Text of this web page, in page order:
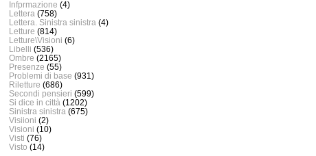
Infprmazione (4)
Lettera (758)
Lettera. Sinistra sinistra (4)
Letture (814)
Letture\Visioni (6)
Libelli (536)
Ombre (2165)
Presenze (55)
Problemi di base (931)
Riletture (686)
Secondi pensieri (599)
Si dice in città (1202)
Sinistra sinistra (675)
Visiioni (2)
Visioni (10)
Visti (76)
Visto (14)